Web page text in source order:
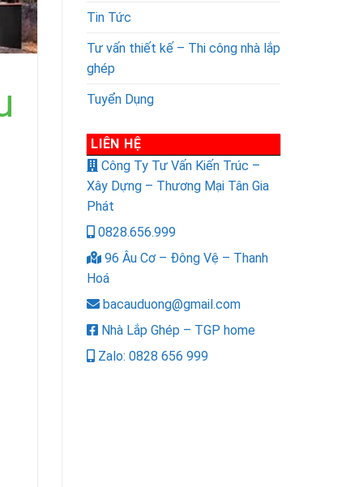
Tin Tức
Tư vấn thiết kế – Thi công nhà lắp
ghép
Tuyển Dụng
LIÊN HỆ
Công Ty Tư Vấn Kiến Trúc –
Xây Dựng – Thương Mại Tân Gia
Phát
0828.656.999
96 Âu Cơ – Đông Vệ – Thanh
Hoá
bacauduong@gmail.com
Nhà Lắp Ghép – TGP home
Zalo: 0828 656 999